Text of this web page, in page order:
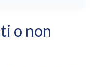
o non